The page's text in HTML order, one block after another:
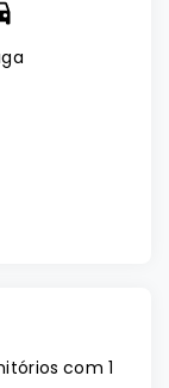
com 1